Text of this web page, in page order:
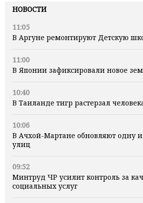
НОВОСТИ
11:05
В Аргуне ремонтируют Детскую
11:00
В Японии зафиксировали новое
10:40
В Таиланде тигр растерзал
10:06
В Ачхой-Мартане обновляют одну
улиц
09:52
Минтруд ЧР усилит контроль за
социальных услуг